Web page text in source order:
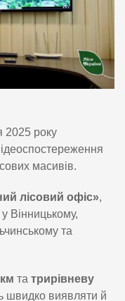
2025 року
масивів.
лісовий офіс»,
Вінницькому,
та
та трирівневу
швидко виявляти й